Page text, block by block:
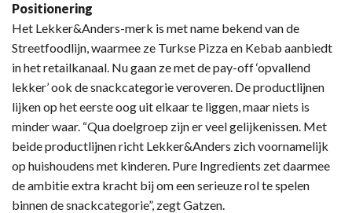
Positionering
Het Lekker&Anders-merk is met name bekend van de
Streetfoodlijn, waarmee ze Turkse Pizza en Kebab aanbiedt
in het retailkanaal. Nu gaan ze met de pay-off ‘opvallend
lekker’ ook de snackcategorie veroveren. De productlijnen
lijken op het eerste oog uit elkaar te liggen, maar niets is
minder waar. “Qua doelgroep zijn er veel gelijkenissen. Met
beide productlijnen richt Lekker&Anders zich voornamelijk
op huishoudens met kinderen. Pure Ingredients zet daarmee
de ambitie extra kracht bij om een serieuze rol te spelen
binnen de snackcategorie”, zegt Gatzen.